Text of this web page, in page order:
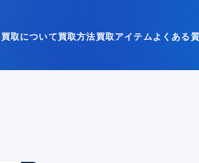
買取について買取方法買取アイテム よくある